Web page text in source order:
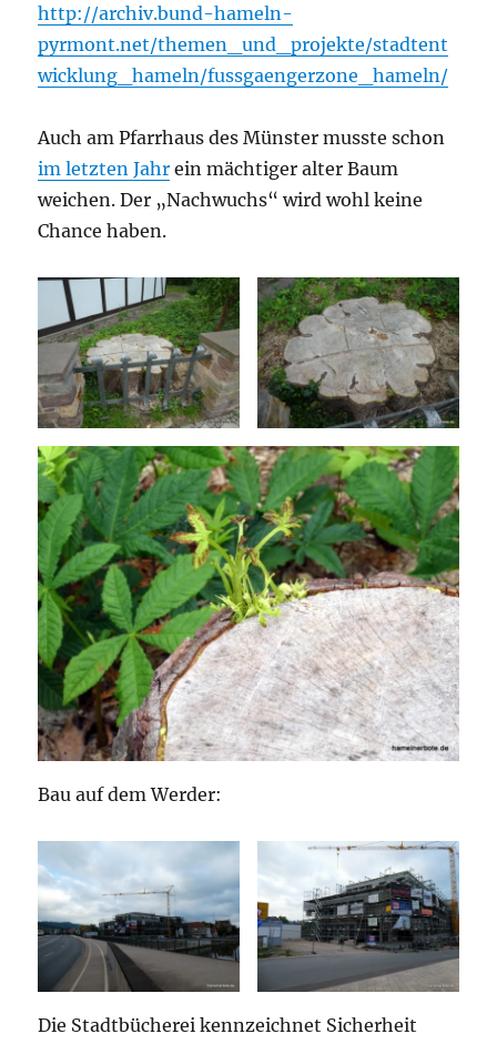
http://archiv.bund-hameln-
pyrmont.net/themen_und_projekte/stadtent
wicklung_hameln/fussgaengerzone_hameln/
Auch am Pfarrhaus des Münster musste schon
im letzten Jahr ein mächtiger alter Baum
weichen. Der „Nachwuchs“ wird wohl keine
Chance haben.
Bau auf dem Werder:
Die Stadtbücherei kennzeichnet Sicherheit